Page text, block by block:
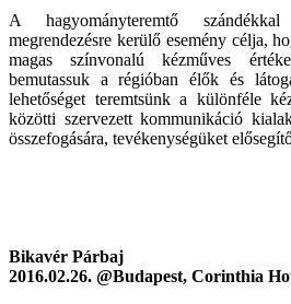
A hagyományteremtő
megrendezésre kerülő esemény célja,
magas színvonalú kézműves
bemutassuk a régióban élők és
lehetőséget teremtsünk a különféle
közötti szervezett kommunikáció
összefogására, tevékenységüket
Bikavér Párbaj
2016.02.26. @Budapest, Corinthia